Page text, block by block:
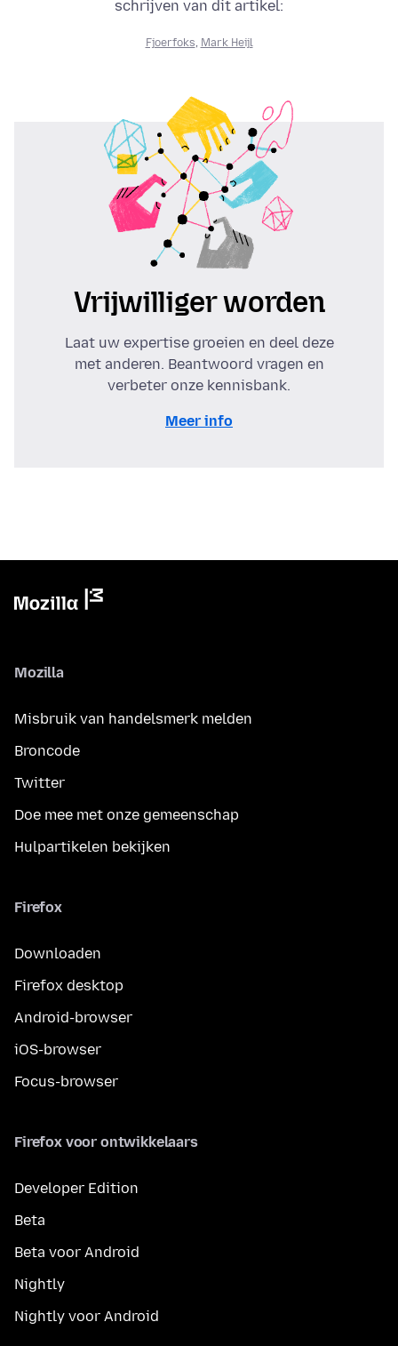
schrijven van dit artikel:
Fjoerfoks, Mark Heijl
Vrijwilliger worden
Laat uw expertise groeien en deel deze
met anderen. Beantwoord vragen en
verbeter onze kennisbank.
Meer info
Mozilla
Misbruik van handelsmerk melden
Broncode
Twitter
Doe mee met onze gemeenschap
Hulpartikelen bekijken
Firefox
Downloaden
Firefox desktop
Android-browser
iOS-browser
Focus-browser
Firefox voor ontwikkelaars
Developer Edition
Beta
Beta voor Android
Nightly
Nightly voor Android